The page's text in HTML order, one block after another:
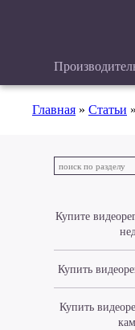
Главная » Статьи »
Купите
Купить
Купить